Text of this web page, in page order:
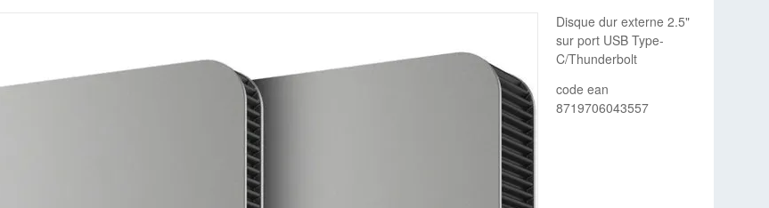
Mémoire Notebook
Disque dur externe 2.5"
sur port USB Type-
C/Thunderbolt
code ean
8719706043557